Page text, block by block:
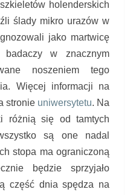
holenderskich
ślady mikro urazów w
jako martwicę
w znacznym
noszeniem tego
Więcej informacji na
stronie uniwersytetu. Na
różnią się od tamtych
są one nadal
stopa ma ograniczoną
będzie sprzyjało
część dnia spędza na